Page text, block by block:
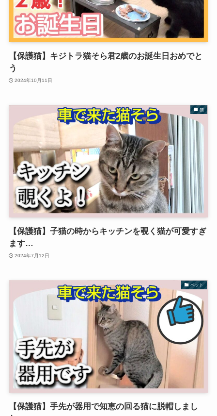
【保護猫】キジトラ猫そら君2歳のお誕生日おめでと
う
2024年10月11日
猫
【保護猫】子猫の時からキッチンを覗く猫が可愛すぎ
ます…
2024年7月12日
ペット
【保護猫】手先が器用で知恵の回る猫に脱帽しまし